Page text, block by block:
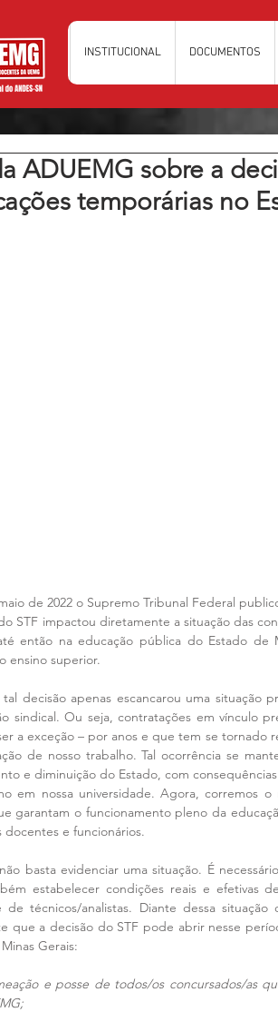
INSTITUCIONAL DOCUMENTOS
ADUEMG sobre a
temporárias no
de 2022 o Supremo Tribunal Federal
STF impactou diretamente a situação das
então na educação pública do Estado de
ensino superior.
tal decisão apenas escancarou uma situação
sindical. Ou seja, contratações em vínculo
a exceção – por anos e que tem se tornado
de nosso trabalho. Tal ocorrência se
e diminuição do Estado, com
em nossa universidade. Agora, corremos
garantam o funcionamento pleno da
docentes e funcionários.
basta evidenciar uma situação. É
estabelecer condições reais e efetivas
técnicos/analistas. Diante dessa
que a decisão do STF pode abrir nesse
Gerais:
e posse de todos/os concursados/as